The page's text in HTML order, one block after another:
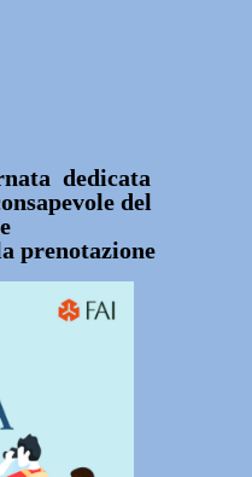
dedicata
del
prenotazione